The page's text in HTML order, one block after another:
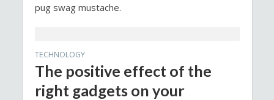
pug swag mustache.
TECHNOLOGY
The positive effect of the
right gadgets on your